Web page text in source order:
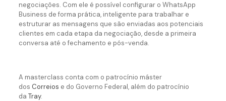
negociações. Com ele é possível configurar o WhatsApp
Business de forma prática, inteligente para trabalhar e
estruturar as mensagens que são enviadas aos potenciais
clientes em cada etapa da negociação, desde a primeira
conversa até o fechamento e pós-venda.
A masterclass conta com o patrocínio máster
dos Correios e do Governo Federal, além do patrocínio
da Tray.